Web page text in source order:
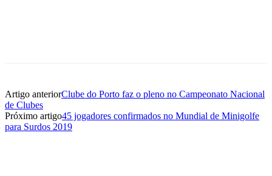
Artigo anteriorClube do Porto faz o pleno no Campeonato Nacional
de Clubes
Próximo artigo45 jogadores confirmados no Mundial de Minigolfe
para Surdos 2019